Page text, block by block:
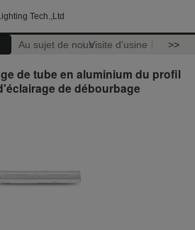
Tech.,Ltd
Au sujet de nousVisite d'usine >>
de tube en aluminium du profil
de débourbage